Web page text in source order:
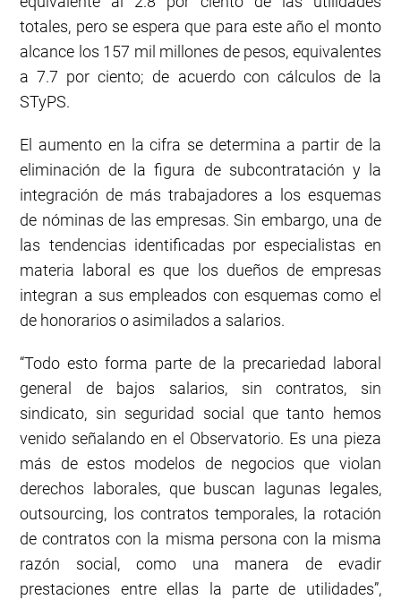
totales, pero se espera que para este año el monto
alcance los 157 mil millones de pesos, equivalentes
a 7.7 por ciento; de acuerdo con cálculos de la
STyPS.
El aumento en la cifra se determina a partir de la
eliminación de la figura de subcontratación y la
integración de más trabajadores a los esquemas
de nóminas de las empresas. Sin embargo, una de
las tendencias identificadas por especialistas en
materia laboral es que los dueños de empresas
integran a sus empleados con esquemas como el
de honorarios o asimilados a salarios.
“Todo esto forma parte de la precariedad laboral
general de bajos salarios, sin contratos, sin
sindicato, sin seguridad social que tanto hemos
venido señalando en el Observatorio. Es una pieza
más de estos modelos de negocios que violan
derechos laborales, que buscan lagunas legales,
outsourcing, los contratos temporales, la rotación
de contratos con la misma persona con la misma
razón social, como una manera de evadir
prestaciones entre ellas la parte de utilidades”,